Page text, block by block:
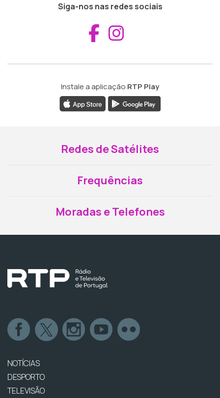
Siga-nos nas redes sociais
Aceder ao
Instale a aplicação RTP Play
Redes de Satélites
Frequências
Moradas e Telefones
NOTÍCIAS
DESPORTO
TELEVISÃO